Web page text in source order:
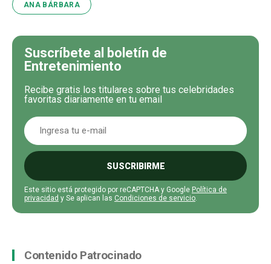
ANA BÁRBARA
Suscríbete al boletín de
Entretenimiento
Recibe gratis los titulares sobre tus celebridades
favoritas diariamente en tu email
SUSCRIBIRME
Este sitio está protegido por reCAPTCHA y Google Política de
privacidad y Se aplican las Condiciones de servicio.
Contenido Patrocinado